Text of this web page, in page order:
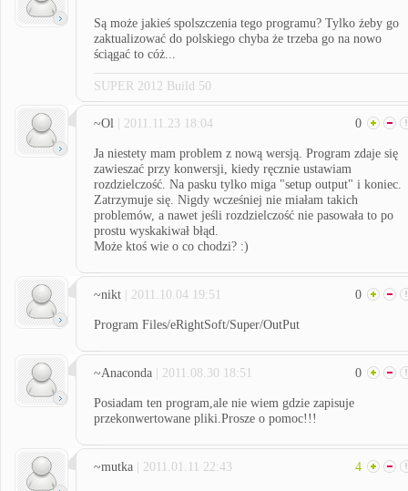
Są może jakieś spolszczenia tego programu? Tylko żeby go
zaktualizować do polskiego chyba że trzeba go na nowo
ściągać to cóż...
SUPER 2012 Build 50
~Ol | 2011.11.23 18:04 0
Ja niestety mam problem z nową wersją. Program zdaje się
zawieszać przy konwersji, kiedy ręcznie ustawiam
rozdzielczość. Na pasku tylko miga "setup output" i koniec.
Zatrzymuje się. Nigdy wcześniej nie miałam takich
problemów, a nawet jeśli rozdzielczość nie pasowała to po
prostu wyskakiwał błąd.
Może ktoś wie o co chodzi? :)
~nikt | 2011.10.04 19:51 0
Program Files/eRightSoft/Super/OutPut
~Anaconda | 2011.08.30 18:51 0
Posiadam ten program,ale nie wiem gdzie zapisuje
przekonwertowane pliki.Prosze o pomoc!!!
~mutka | 2011.01.11 22:43 4